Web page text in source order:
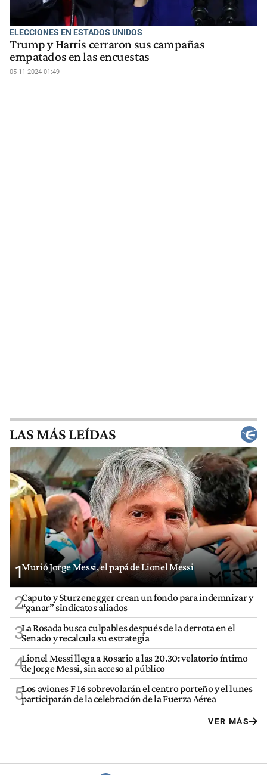
ELECCIONES EN ESTADOS UNIDOS
Trump y Harris cerraron sus campañas
empatados en las encuestas
05-11-2024 01:49
LAS MÁS LEÍDAS
1Murió Jorge Messi, el papá de Lionel Messi
2Caputo y Sturzenegger crean un fondo para indemnizar y
“ganar” sindicatos aliados
3La Rosada busca culpables después de la derrota en el
Senado y recalcula su estrategia
4Lionel Messi llega a Rosario a las 20.30: velatorio íntimo
de Jorge Messi, sin acceso al público
5Los aviones F 16 sobrevolarán el centro porteño y el lunes
participarán de la celebración de la Fuerza Aérea
VER MÁS